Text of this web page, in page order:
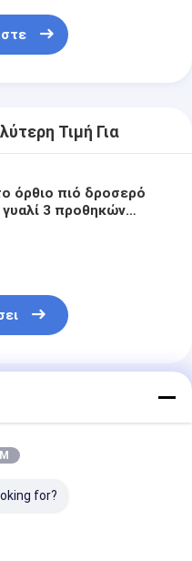
Τιμή Για
όρθιο πιό δροσερό
3 προθηκών
for?